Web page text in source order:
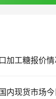
加工糖报价